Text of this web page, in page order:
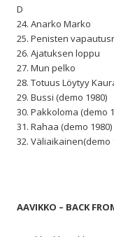
D
24. Anarko Marko
25. Penisten
26. Ajatuksen loppu
27. Mun pelko
28. Totuus Löytyy
29. Bussi (demo 1980)
30. Pakkoloma (demo
31. Rahaa (demo 1980)
32. Väliaikainen(demo
AAVIKKO – BACK